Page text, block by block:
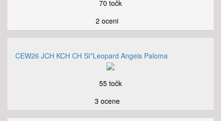
70 točk
2 oceni
CEW26 JCH KCH CH SI*Leopard Angels Paloma
55 točk
3 ocene